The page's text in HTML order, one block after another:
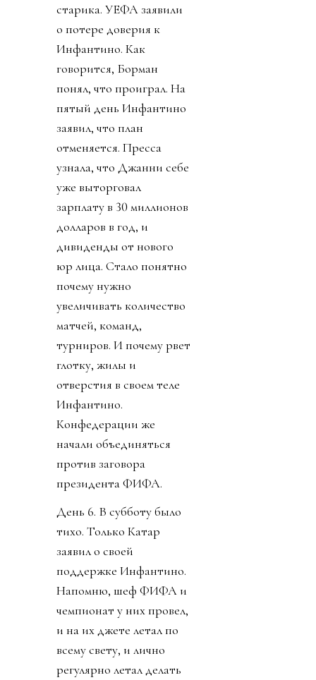
старика. УЕФА заявили
о потере доверия к
Инфантино. Как
говорится, Борман
понял, что проиграл. На
пятый день Инфантино
заявил, что план
отменяется. Пресса
узнала, что Джанни себе
уже выторговал
зарплату в 30 миллионов
долларов в год, и
дивиденды от нового
юр лица. Стало понятно
почему нужно
увеличивать количество
матчей, команд,
турниров. И почему рвет
глотку, жилы и
отверстия в своем теле
Инфантино.
Конфедерации же
начали объединяться
против заговора
президента ФИФА.
День 6. В субботу было
тихо. Только Катар
заявил о своей
поддержке Инфантино.
Напомню, шеф ФИФА и
чемпионат у них провел,
и на их джете летал по
всему свету, и лично
регулярно летал делать